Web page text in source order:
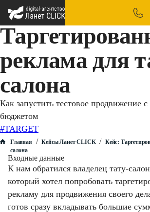
реклама для
салона
Как запустить тестовое продвижение
бюджетом
#TARGET
Главная / Кейсы Ланет CLICK / Кейс:
салона
Входные данные
К нам обратился владелец тату-
который хотел попробовать
рекламу для продвижения своего
готов сразу вкладывать большие